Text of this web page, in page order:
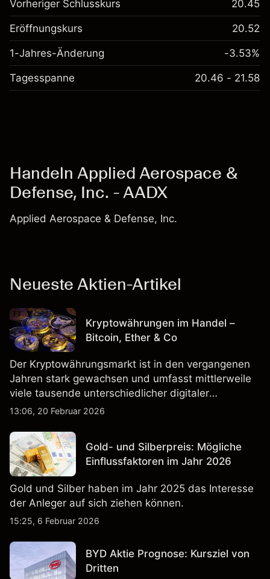
Vorheriger Schlusskurs 20.45
Eröffnungskurs 20.52
1-Jahres-Änderung -3.53%
Tagesspanne 20.46 - 21.58
Handeln Applied Aerospace &
Defense, Inc. - AADX
Applied Aerospace & Defense, Inc.
Neueste Aktien-Artikel
Kryptowährungen im Handel –
Bitcoin, Ether & Co
Der Kryptowährungsmarkt ist in den vergangenen
Jahren stark gewachsen und umfasst mittlerweile
viele tausende unterschiedlicher digitaler
Währungen.
13:06, 20 Februar 2026
Gold- und Silberpreis: Mögliche
Einflussfaktoren im Jahr 2026
Gold und Silber haben im Jahr 2025 das Interesse
der Anleger auf sich ziehen können.
15:25, 6 Februar 2026
BYD Aktie Prognose: Kursziel von
Dritten